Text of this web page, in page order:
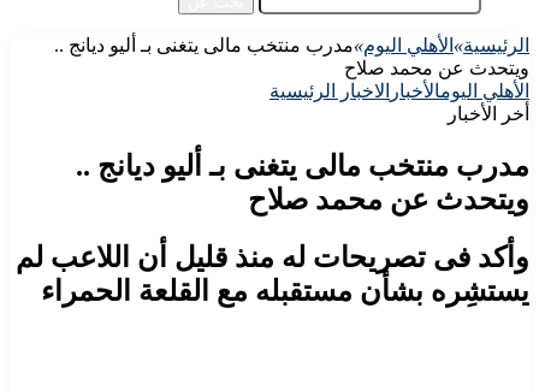
الرئيسية» الأهلي اليوم»مدرب منتخب مالى يتغنى بـ أليو ديانج ..
ويتحدث عن محمد صلاح
الأهلي اليومالأخبار الاخبار الرئيسية
أخر الأخبار
مدرب منتخب مالى يتغنى بـ أليو ديانج ..
ويتحدث عن محمد صلاح
وأكد فى تصريحات له منذ قليل أن اللاعب لم
يستشِره بشأن مستقبله مع القلعة الحمراء